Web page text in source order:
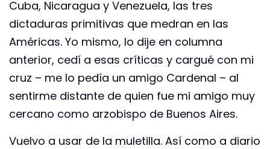
Cuba, Nicaragua y Venezuela, las tres
dictaduras primitivas que medran en las
Américas. Yo mismo, lo dije en columna
anterior, cedí a esas críticas y cargué con mi
cruz – me lo pedía un amigo Cardenal – al
sentirme distante de quien fue mi amigo muy
cercano como arzobispo de Buenos Aires.
Vuelvo a usar de la muletilla. Así como a diario